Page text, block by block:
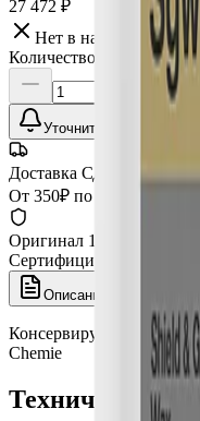
27 472 ₽
Нет в наличии
Количество:
Уточнить наличие
Доставка СДЭК
От 350₽ по России
Оригинал 100%
Сертифицированный
Описание
Консервирующий воск
Chemie
Технические